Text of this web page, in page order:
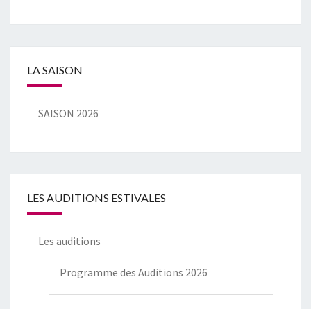
LA SAISON
SAISON 2026
LES AUDITIONS ESTIVALES
Les auditions
Programme des Auditions 2026